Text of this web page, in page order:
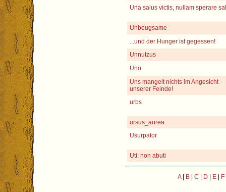
Una salus victis, nullam sperare
Unbeugsame
...und der Hunger ist gegessen!
Unnutzus
Uno
Uns mangelt nichts im Angesicht
unserer Feinde!
urbs
ursus_aurea
Usurpator
Uti, non abuti
A| B C D E F